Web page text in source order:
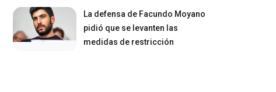
La defensa de Facundo Moyano
pidió que se levanten las
medidas de restricción